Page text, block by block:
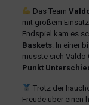
Das Team
mit großem
Endspiel kam es
Baskets. In einer
musste sich Valdo
Punkt
Trotz der
Freude über einen